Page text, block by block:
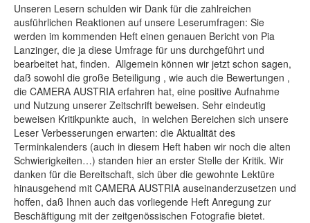
Unseren Lesern schulden wir Dank für die zahlreichen
ausführlichen Reaktionen auf unsere Leserumfragen: Sie
werden im kommenden Heft einen genauen Bericht von Pia
Lanzinger, die ja diese Umfrage für uns durchgeführt und
bearbeitet hat, finden. Allgemein können wir jetzt schon sagen,
daß sowohl die große Beteiligung , wie auch die Bewertungen ,
die CAMERA AUSTRIA erfahren hat, eine positive Aufnahme
und Nutzung unserer Zeitschrift beweisen. Sehr eindeutig
beweisen Kritikpunkte auch, in welchen Bereichen sich unsere
Leser Verbesserungen erwarten: die Aktualität des
Terminkalenders (auch in diesem Heft haben wir noch die alten
Schwierigkeiten…) standen hier an erster Stelle der Kritik. Wir
danken für die Bereitschaft, sich über die gewohnte Lektüre
hinausgehend mit CAMERA AUSTRIA auseinanderzusetzen und
hoffen, daß Ihnen auch das vorliegende Heft Anregung zur
Beschäftigung mit der zeitgenössischen Fotografie bietet.